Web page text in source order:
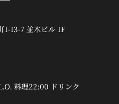
1-13-7 並木ビル 1F
料理22:00 ドリンク